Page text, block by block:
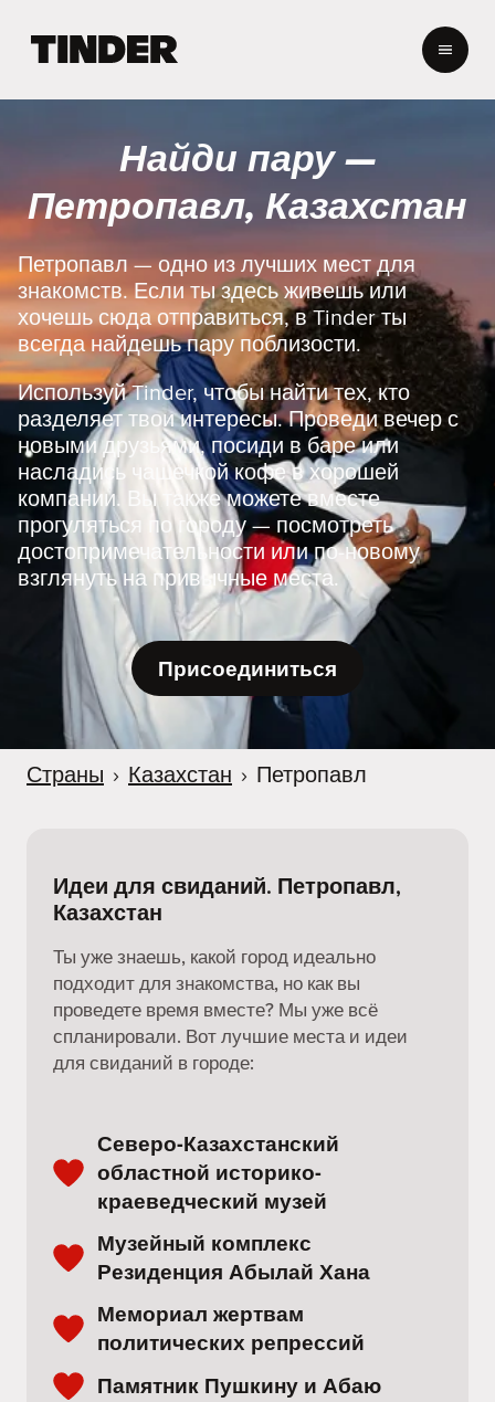
н
а
с
р
а
н
и
ц
а
T
i
n
d
e
r
Найди пару —
Петропавл, Казахстан
Петропавл — одно из лучших мест для
знакомств. Если ты здесь живешь или
хочешь сюда отправиться, в Tinder ты
всегда найдешь пару поблизости.
Используй Tinder, чтобы найти тех, кто
разделяет твои интересы. Проведи вечер с
новыми друзьями, посиди в баре или
насладись чашечкой кофе в хорошей
компании. Вы также можете вместе
прогуляться по городу — посмотреть
достопримечательности или по-новому
взглянуть на привычные места.
Присоединиться
Страны › Казахстан › Петропавл
Идеи для свиданий. Петропавл,
Казахстан
Ты уже знаешь, какой город идеально
подходит для знакомства, но как вы
проведете время вместе? Мы уже всё
спланировали. Вот лучшие места и идеи
для свиданий в городе:
Северо-Казахстанский
областной историко-
краеведческий музей
Музейный комплекс
Резиденция Абылай Хана
Мемориал жертвам
политических репрессий
Памятник Пушкину и Абаю